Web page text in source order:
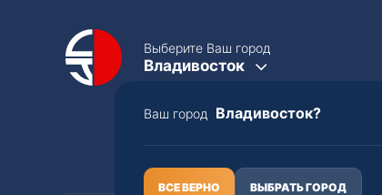
Выберите Ваш город
Владивосток
Ваш город Владивосток?
ВСЕ ВЕРНО ВЫБРАТЬ ГОРОД